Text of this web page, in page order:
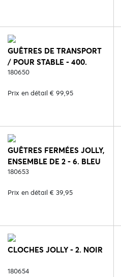
GUÊTRES DE TRANSPORT
/ POUR STABLE - 400.
BLANC/ORANGE
180650
Prix en détail € 99,95
GUÊTRES FERMÉES JOLLY,
ENSEMBLE DE 2 - 6. BLEU
180653
Prix en détail € 39,95
CLOCHES JOLLY - 2. NOIR
180654